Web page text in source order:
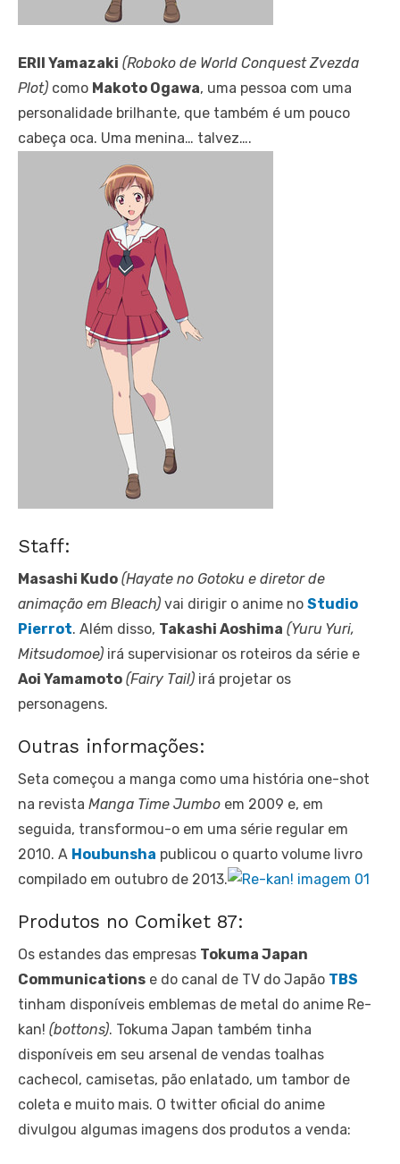
ERII Yamazaki (Roboko de World Conquest Zvezda
Plot) como Makoto Ogawa, uma pessoa com uma
personalidade brilhante, que também é um pouco
cabeça oca. Uma menina… talvez….
Staff:
Masashi Kudo (Hayate no Gotoku e diretor de
animação em Bleach) vai dirigir o anime no Studio
Pierrot. Além disso, Takashi Aoshima (Yuru Yuri,
Mitsudomoe) irá supervisionar os roteiros da série e
Aoi Yamamoto (Fairy Tail) irá projetar os
personagens.
Outras informações:
Seta começou a manga como uma história one-shot
na revista Manga Time Jumbo em 2009 e, em
seguida, transformou-o em uma série regular em
2010. A Houbunsha publicou o quarto volume livro
compilado em outubro de 2013.
Produtos no Comiket 87:
Os estandes das empresas Tokuma Japan
Communications e do canal de TV do Japão TBS
tinham disponíveis emblemas de metal do anime Re-
kan! (bottons). Tokuma Japan também tinha
disponíveis em seu arsenal de vendas toalhas
cachecol, camisetas, pão enlatado, um tambor de
coleta e muito mais. O twitter oficial do anime
divulgou algumas imagens dos produtos a venda: